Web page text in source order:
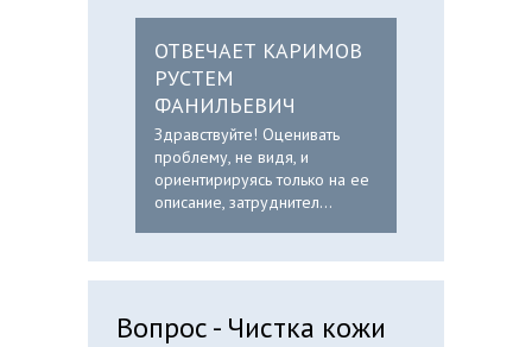
ОТВЕЧАЕТ КАРИМОВ
РУСТЕМ
ФАНИЛЬЕВИЧ
Здравствуйте! Оценивать
проблему, не видя, и
ориентирируясь только на ее
описание, затруднител...
Вопрос - Чистка кожи